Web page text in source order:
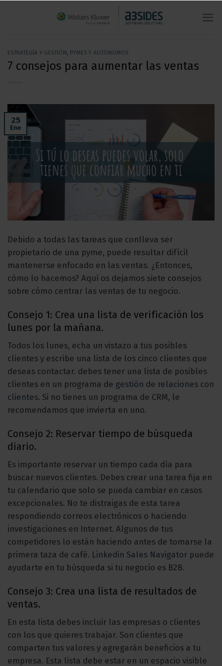
ESTRATEGÍA Y GESTIÓN, PYMES Y AUTÓNOMOS
7 consejos para aumentar las ventas
25
Ene
Debido a todas las tareas que conlleva ser
propietario de una pyme, puede resultar difícil
mantenerse enfocado en las ventas. ¿Entonces,
cómo lo hacemos? Aquí os dejamos siete consejos
sobre cómo centrar las ventas de tu negocio.
Consejo 1: Crea una lista de verificación los
lunes por la mañana.
Todos los lunes, echa un vistazo a tus posibles
clientes y escribe una lista de los cinco clientes que
deseas contactar. debes tener una lista de posibles
clientes en un programa de gestión de relaciones con
clientes. Si no tienes un programa de CRM, le
recomendamos que invierta en uno.
Consejo 2: Reservar tiempo de búsqueda
diario.
Es importante reservar un tiempo cada día para
buscar nuevos clientes. Debes crear una tarea fija en
tu calendario que solo se pueda cambiar en casos
excepcionales. No te distraigas de esta tarea
respondiendo correos electrónicos o haciendo
investigaciones en Internet. Algunos de tus
competidores lo están haciendo antes de tomarse la
primera taza de café. Linkedin Sales Navigator puede
ayudarte en tu búsqueda si tu negocio es B2B.
Consejo 3: Crea una lista de resultados de
ventas.
En esta lista debes incluir las empresas o clientes
con los que quieres trabajar. Son clientes que
comparten tus valores y agregarán beneficios a tu
empresa. Esta lista debe estar en un espacio visible